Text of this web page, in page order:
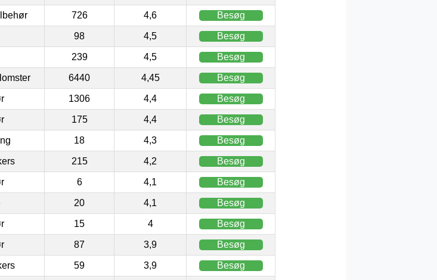
726 4,6 Besøg
98 4,5 Besøg
239 4,5 Besøg
6440 4,45 Besøg
1306 4,4 Besøg
175 4,4 Besøg
18 4,3 Besøg
215 4,2 Besøg
6 4,1 Besøg
20 4,1 Besøg
15 4 Besøg
87 3,9 Besøg
59 3,9 Besøg